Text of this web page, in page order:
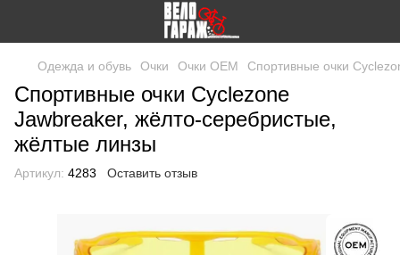
Одежда и обувь Очки Очки OEM Спортивные очки
Спортивные очки Cyclezone
Jawbreaker, жёлто-серебристые,
жёлтые линзы
Артикул: 4283 Оставить отзыв